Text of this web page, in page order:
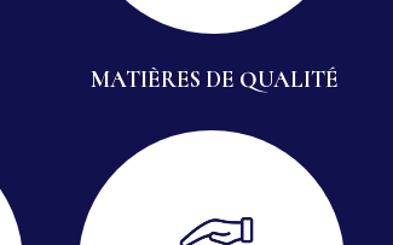
MATIÈRES DE QUALITÉ